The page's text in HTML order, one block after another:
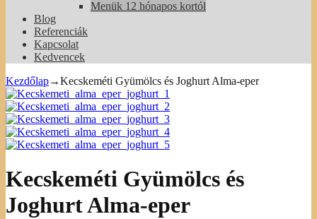
Menük 12 hónapos kortól
Blog
Referenciák
Kapcsolat
Kedvencek
Kezdőlap→Kecskeméti Gyümölcs és Joghurt Alma-eper
Kecskeméti Gyümölcs és
Joghurt Alma-eper